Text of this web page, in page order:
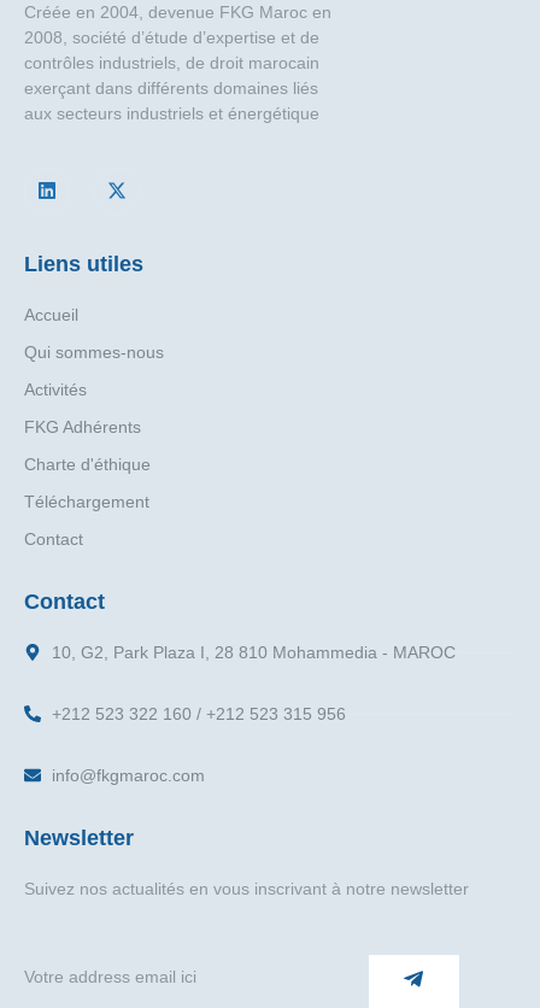
Créée en 2004, devenue FKG Maroc en
2008, société d’étude d’expertise et de
contrôles industriels, de droit marocain
exerçant dans différents domaines liés
aux secteurs industriels et énergétique
Liens utiles
Accueil
Qui sommes-nous
Activités
FKG Adhérents
Charte d'éthique
Téléchargement
Contact
Contact
10, G2, Park Plaza I, 28 810 Mohammedia - MAROC
+212 523 322 160 / +212 523 315 956
info@fkgmaroc.com
Newsletter
Suivez nos actualités en vous inscrivant à notre newsletter